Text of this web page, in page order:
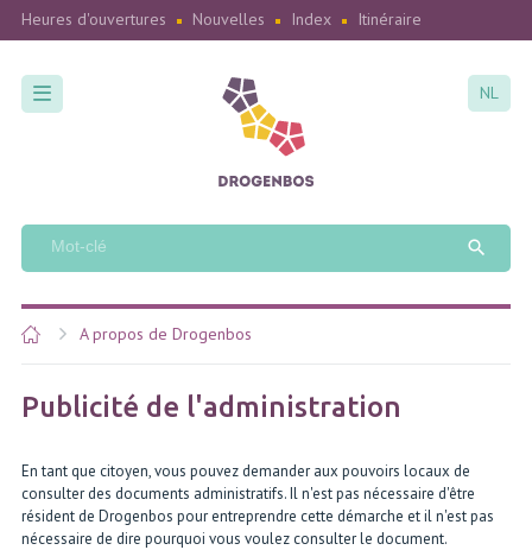
Heures d'ouvertures Nouvelles Index Itinéraire
NL
A propos de Drogenbos
Publicité de l'administration
En tant que citoyen, vous pouvez demander aux pouvoirs locaux de
consulter des documents administratifs. Il n'est pas nécessaire d'être
résident de Drogenbos pour entreprendre cette démarche et il n'est pas
nécessaire de dire pourquoi vous voulez consulter le document.